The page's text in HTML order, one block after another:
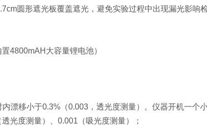
圆形遮光板覆盖遮光，避免实验过程中出现漏光影响
4800mAH大容量锂电池）
漂移小于0.3%（0.003，透光度测量）。仪器开机一个
光度测量）、0.001（吸光度测量）；